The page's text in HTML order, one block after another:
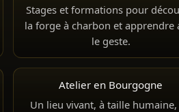
Stages et formations pour
la forge à charbon et apprendre
le geste.
Atelier en Bourgogne
Un lieu vivant, à taille